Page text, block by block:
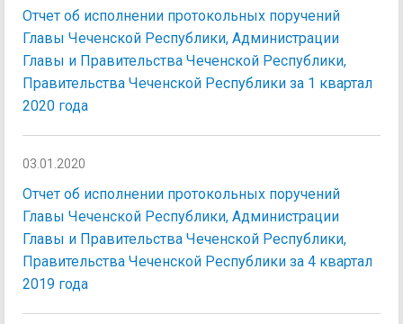
Отчет об исполнении протокольных поручений
Главы Чеченской Республики, Администрации
Главы и Правительства Чеченской Республики,
Правительства Чеченской Республики за 1 квартал
2020 года
03.01.2020
Отчет об исполнении протокольных поручений
Главы Чеченской Республики, Администрации
Главы и Правительства Чеченской Республики,
Правительства Чеченской Республики за 4 квартал
2019 года